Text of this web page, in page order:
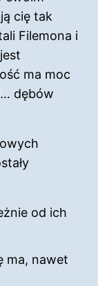
cię tak
Filemona i
ma moc
dębów
od ich
ma, nawet